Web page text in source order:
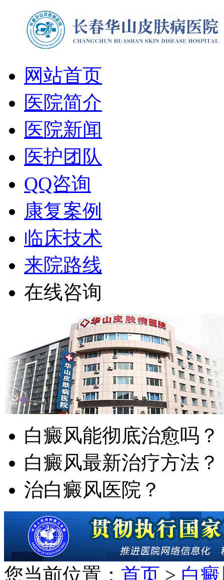
网站首页
医院简介
医院新闻
医护团队
QQ咨询
康复案例
临床技术
来院路线
在线咨询
白癜风能彻底治愈吗？
白癜风最新治疗方法？
治白癜风医院？
您当前位置： 首页 > 白